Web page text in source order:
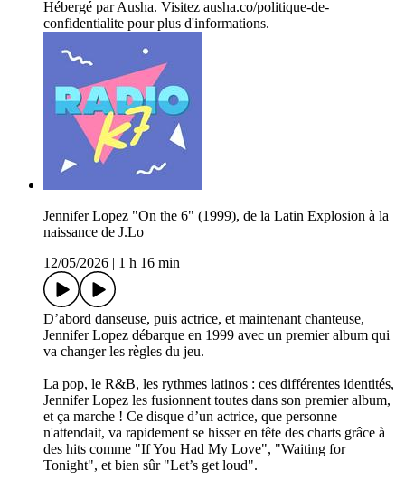
Hébergé par Ausha. Visitez ausha.co/politique-de-
confidentialite pour plus d'informations.
Jennifer Lopez "On the 6" (1999), de la Latin Explosion à la
naissance de J.Lo
12/05/2026
1 h 16 min
D’abord danseuse, puis actrice, et maintenant chanteuse,
Jennifer Lopez débarque en 1999 avec un premier album qui
va changer les règles du jeu.
La pop, le R&B, les rythmes latinos : ces différentes identités,
Jennifer Lopez les fusionnent toutes dans son premier album,
et ça marche ! Ce disque d’un actrice, que personne
n'attendait, va rapidement se hisser en tête des charts grâce à
des hits comme "If You Had My Love", "Waiting for
Tonight", et bien sûr "Let’s get loud".